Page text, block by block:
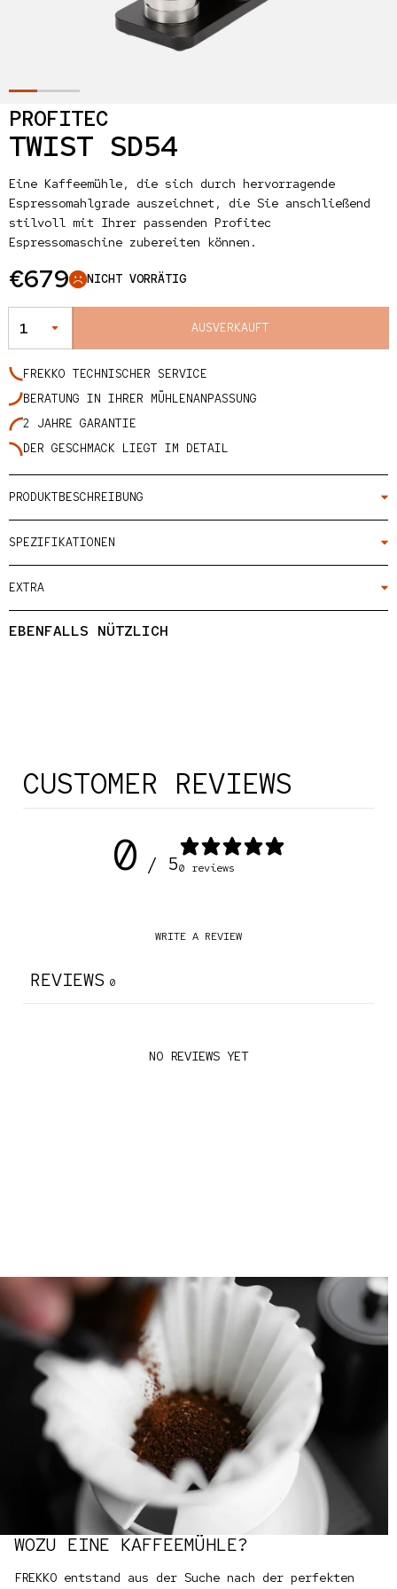
PROFITEC
TWIST SD54
Eine Kaffeemühle, die sich durch hervorragende
Espressomahlgrade auszeichnet, die Sie anschließend
stilvoll mit Ihrer passenden Profitec
Espressomaschine zubereiten können.
Normaler Preis
€679 NICHT VORRÄTIG
AUSVERKAUFT
FREKKO TECHNISCHER SERVICE
BERATUNG IN IHRER MÜHLENANPASSUNG
2 JAHRE GARANTIE
DER GESCHMACK LIEGT IM DETAIL
PRODUKTBESCHREIBUNG
SPEZIFIKATIONEN
EXTRA
EBENFALLS NÜTZLICH
CUSTOMER REVIEWS
0 / 50 reviews
WRITE A REVIEW
REVIEWS 0
NO REVIEWS YET
WOZU EINE KAFFEEMÜHLE?
FREKKO entstand aus der Suche nach der perfekten